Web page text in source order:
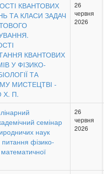
КВАНТОВИХ
ТА КЛАСИ ЗАДАЧ
КВАНТОВИХ
У ФІЗИКО-
ТА
МИСТЕЦТВІ -
Х. П.
26
червня
2026
семінар
наук
питання фізико-
математичної
26
червня
2026